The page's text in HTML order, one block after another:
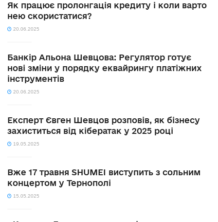
Як працює пролонгація кредиту і коли варто
нею скористатися?
20.06.2025
Банкір Альона Шевцова: Регулятор готує
нові зміни у порядку еквайрингу платіжних
інструментів
20.06.2025
Експерт Євген Шевцов розповів, як бізнесу
захиститься від кібератак у 2025 році
19.05.2025
Вже 17 травня SHUMEI виступить з сольним
концертом у Тернополі
15.05.2025